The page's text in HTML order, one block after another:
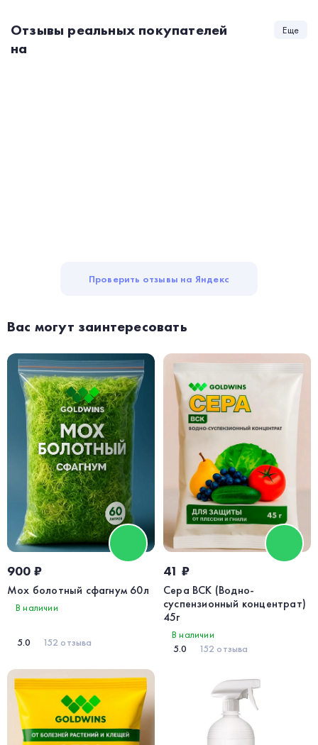
Отзывы реальных покупателей
на
Еще
Проверить отзывы на Яндекс
Вас могут заинтересовать
900 ₽
Мох болотный сфагнум 60л
В наличии
5.0 152 отзыва
41 ₽
Сера ВСК (Водно-
суспензионный концентрат)
45г
В наличии
5.0
152 отзыва